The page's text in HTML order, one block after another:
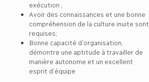
exécution ;
Avoir des connaissances et une bonne
compréhension de la culture inuite sont
requises;
Bonne capacité d’organisation,
démontre une aptitude à travailler de
manière autonome et un excellent
esprit d’équipe